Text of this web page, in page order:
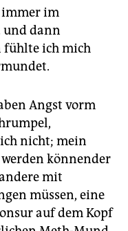
immer im
und dann
fühlte ich mich
Angst vorm
nicht; mein
könnender
mit
müssen, eine
auf dem Kopf